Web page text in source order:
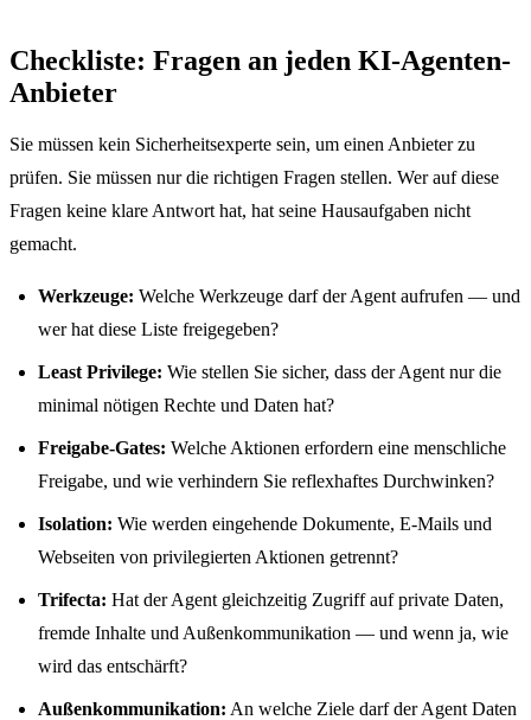
Checkliste: Fragen an jeden KI-Agenten-
Anbieter
Sie müssen kein Sicherheitsexperte sein, um einen Anbieter zu
prüfen. Sie müssen nur die richtigen Fragen stellen. Wer auf diese
Fragen keine klare Antwort hat, hat seine Hausaufgaben nicht
gemacht.
Werkzeuge: Welche Werkzeuge darf der Agent aufrufen — und
wer hat diese Liste freigegeben?
Least Privilege: Wie stellen Sie sicher, dass der Agent nur die
minimal nötigen Rechte und Daten hat?
Freigabe-Gates: Welche Aktionen erfordern eine menschliche
Freigabe, und wie verhindern Sie reflexhaftes Durchwinken?
Isolation: Wie werden eingehende Dokumente, E-Mails und
Webseiten von privilegierten Aktionen getrennt?
Trifecta: Hat der Agent gleichzeitig Zugriff auf private Daten,
fremde Inhalte und Außenkommunikation — und wenn ja, wie
wird das entschärft?
Außenkommunikation: An welche Ziele darf der Agent Daten